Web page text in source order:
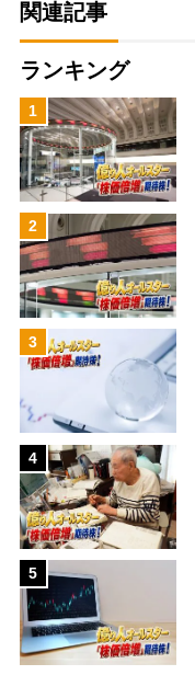
関連記事
ランキング
1
2
3
4
5